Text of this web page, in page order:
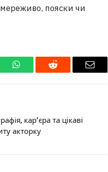
пояски чи
WhatsAppReddit Email
кар’єра та цікаві
акторку